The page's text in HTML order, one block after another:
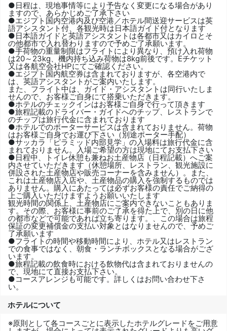
●日程は、現地事情等により予告なく変更になる場合があり
ますので、あらかじめご了承下さい
●エジプト国内空港内及び空港／ホテル間送迎サービスは英
語アシスタント付、各観光時は日本語ガイド付となります
●日本語ガイドと英語アシスタントは各都市又はカイロとそ
の他都市で入れ替わりますので予めご了承願います。
●手荷物の重量制限はフライトにより異なり、預け入れ荷物
は20～23kg、機内持ち込み荷物は8kg前後です。Eチケット
又は各航空会社HPにてご確認ください。
●エジプト国内航空券は含まれておりますが、各空港内で
は、英語アシスタントがご案内いたします。
また、フライト中は、ガイド・アシスタントは同行いたしま
せんので、お客様ご自身にて搭乗いただきます。
●ホテルのチェックインはお客様ご自身で行って頂きます
●旅程記載のドライバー・ガイドへのチップ、レストランで
のチップは旅行代金に含まれております
●ホテルでのポーターサービスは含まれておりません。荷物
はお客様ご自身でお運び下さい（別途ポーター手配）
●サッカラ「ピラミッド内部見学」の入場料は旅行代金に含
まれておりません。入場ご希望の方は現地にてお支払下さい
●日程中、トイレ休憩も兼ねお土産物店（日程記載）へご案
内させていただきます（休憩場所、レストラン、観光施設に
併設された土産物店や販売コーナーを含みません）。また、
これは土産物店入店や、土産物品の購入を強制するものでは
ありません。購入にあたっては必ずお客様の責任でご納得の
上ご購入いただけますようお願いいたします
観光時間の関係上、土産物店にご案内できないこともありま
す。その際、お客様に事前のご了承を得た上で、別の日に他
の都市などで可能であれば立ち寄ります。、この場合は旅程
保証の変更補償金の支払い対象とはなりませんので、予めご
了承願います
●フライトの時間や移動時間により、ホテル又はレストラン
での食事ではなく、朝食・ランチボックスとなる場合がござ
います。
●旅程記載の飲食時における飲物代は含まれておりませんの
で、現地にて直接お支払下さい。
●コースアレンジも可能です。詳しくはお問い合わせ下さ
い。
ホテルについて
※原則として各コースごとに表示したホテルグレードをご用意